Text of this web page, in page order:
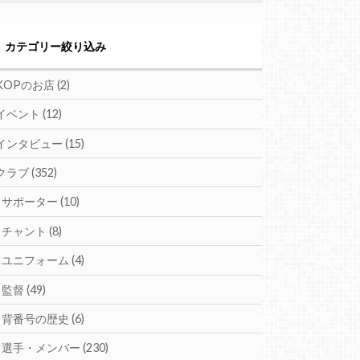
カテゴリー絞り込み
のお店(2)
ベント(12)
ンタビュー(15)
ラブ(352)
サポーター (10)
チャント (8)
ユニフォーム (4)
監督 (49)
背番号の歴史 (6)
選手・メンバー (230)